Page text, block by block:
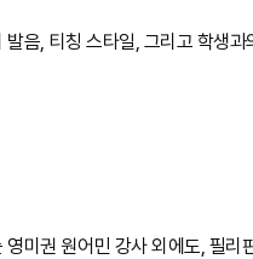
발음, 티칭 스타일, 그리고 학생과
미권 원어민 강사 외에도, 필리